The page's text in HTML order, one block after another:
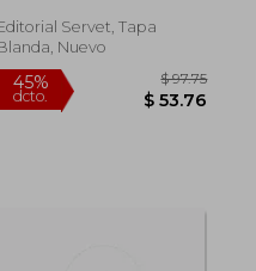
Servet, Tapa
Nuevo